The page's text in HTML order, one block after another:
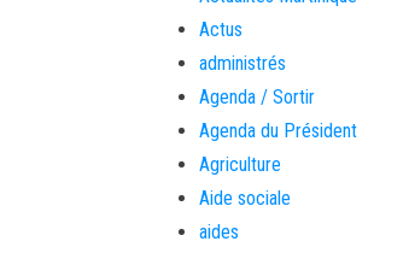
Actus
administrés
Agenda / Sortir
Agenda du Président
Agriculture
Aide sociale
aides